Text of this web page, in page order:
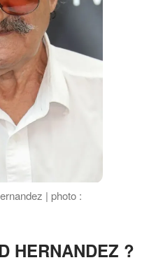
| photo :
HERNANDEZ ?